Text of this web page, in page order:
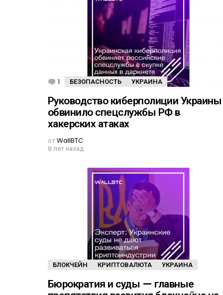
1
м
м
е
н
т
р
и
БЕЗОПАСНОСТЬ УКРАИНА
Руководство киберполиции Украины
обвинило спецслужбы РФ в
хакерских атаках
отWallBTC
8 лет назад
БЛОКЧЕЙН КРИПТОВАЛЮТА УКРАИНА
Бюрократия и суды — главные